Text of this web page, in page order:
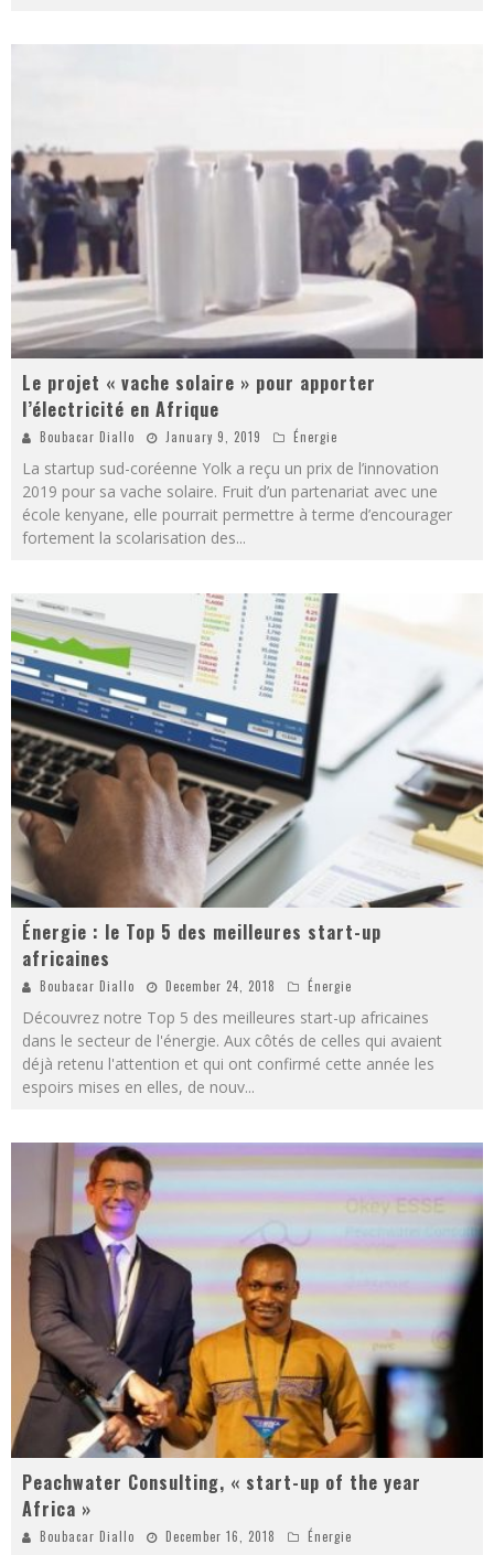
Le projet « vache solaire » pour apporter
l’électricité en Afrique
Boubacar Diallo January 9, 2019 Énergie
La startup sud-coréenne Yolk a reçu un prix de l’innovation
2019 pour sa vache solaire. Fruit d’un partenariat avec une
école kenyane, elle pourrait permettre à terme d’encourager
fortement la scolarisation des...
Énergie : le Top 5 des meilleures start-up
africaines
Boubacar Diallo December 24, 2018 Énergie
Découvrez notre Top 5 des meilleures start-up africaines
dans le secteur de l'énergie. Aux côtés de celles qui avaient
déjà retenu l'attention et qui ont confirmé cette année les
espoirs mises en elles, de nouv...
Peachwater Consulting, « start-up of the year
Africa »
Boubacar Diallo December 16, 2018 Énergie